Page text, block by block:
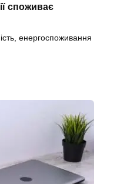
споживає
енергоспоживання